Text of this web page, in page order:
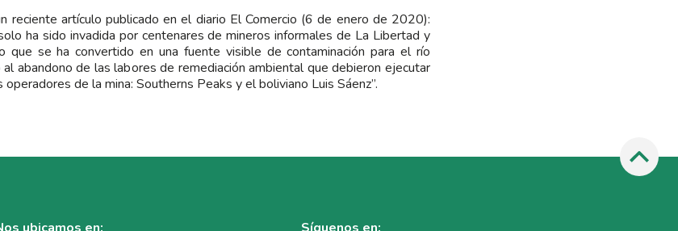
reciente artículo publicado en el diario El Comercio (6 de enero de 2020):
ha sido invadida por centenares de mineros informales de La Libertad y
que se ha convertido en una fuente visible de contaminación para el río
abandono de las labores de remediación ambiental que debieron ejecutar
de la mina: Southerns Peaks y el boliviano Luis Sáenz”.